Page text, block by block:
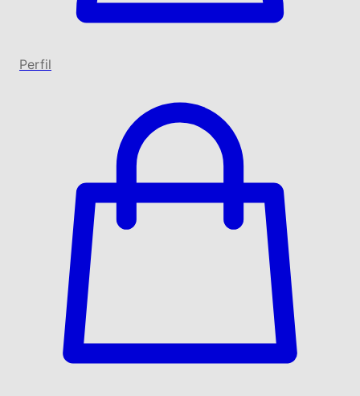
Perfil